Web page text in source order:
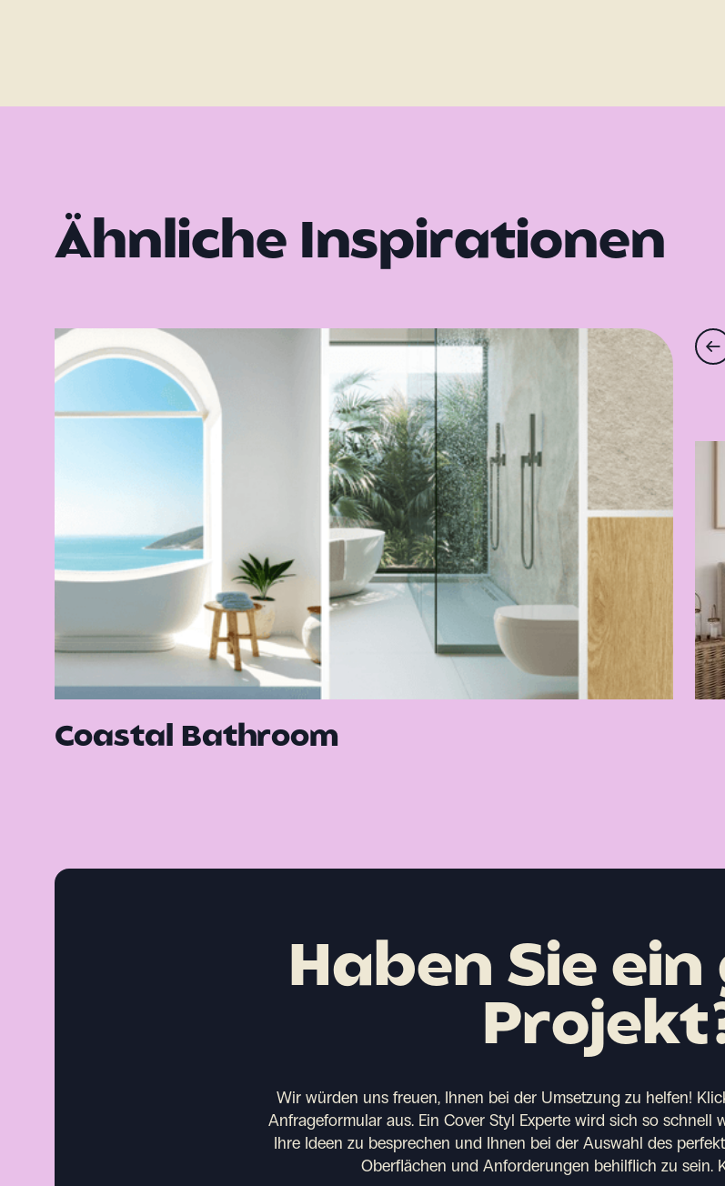
Ähnliche Inspirationen
Coastal Bathroom
Haben Sie
Wir würden uns freuen, Ihnen bei der Umsetzung zu helfen!
Anfrageformular aus. Ein Cover Styl Experte wird sich so schnell
Ihre Ideen zu besprechen und Ihnen bei der Auswahl des
Oberflächen und Anforderungen behilflich zu sein.